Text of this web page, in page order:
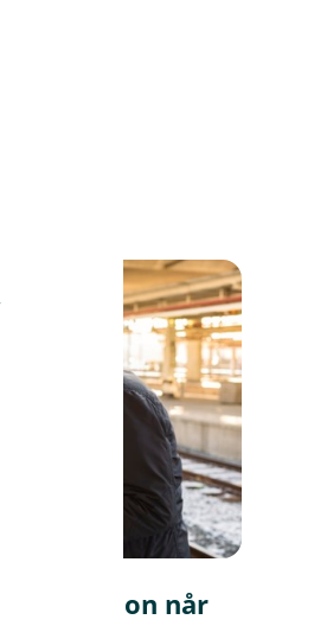
til pensjon når